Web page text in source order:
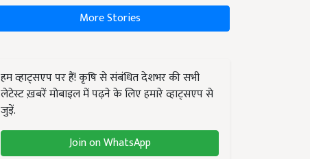
More Stories
हम व्हाट्सएप पर हैं! कृषि से संबंधित देशभर की सभी
लेटेस्ट ख़बरें मोबाइल में पढ़ने के लिए हमारे व्हाट्सएप से
जुड़ें.
Join on WhatsApp